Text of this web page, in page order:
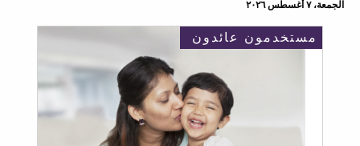
الجمعة، ٧ أغسطس ٢٠٢٦
مستخدمون عائدون